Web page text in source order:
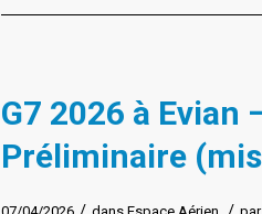
G7 2026 à Evian
Préliminaire